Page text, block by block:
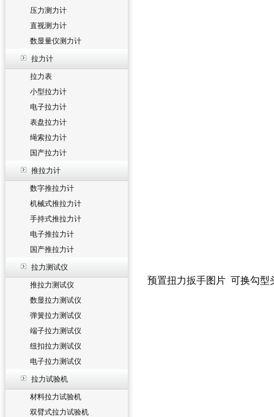
压力测力计
直视测力计
数显量仪测力计
拉力计
拉力表
小型拉力计
电子拉力计
表盘拉力计
绳索拉力计
国产拉力计
推拉力计
数字推拉力计
机械式推拉力计
手持式推拉力计
电子推拉力计
国产推拉力计
拉力测试仪
推拉力测试仪
数显拉力测试仪
弹簧拉力测试仪
端子拉力测试仪
纽扣拉力测试仪
电子拉力测试仪
拉力试验机
材料拉力试验机
双臂式拉力试验机
预置扭力扳手图片 可换勾型